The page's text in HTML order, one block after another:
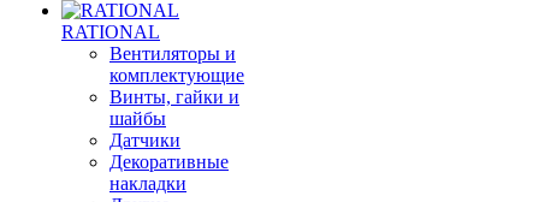
RATIONAL
Вентиляторы и
комплектующие
Винты, гайки и
шайбы
Датчики
Декоративные
накладки